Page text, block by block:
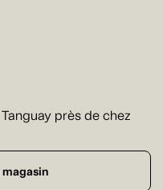
près de chez